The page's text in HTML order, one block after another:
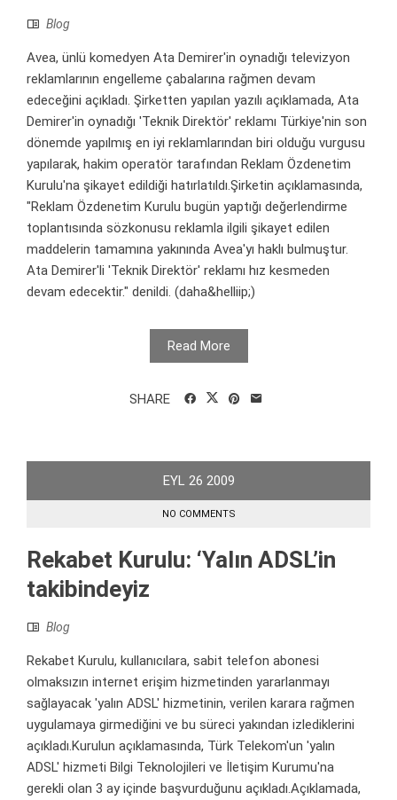
Blog
Avea, ünlü komedyen Ata Demirer'in oynadığı televizyon
reklamlarının engelleme çabalarına rağmen devam
edeceğini açıkladı. Şirketten yapılan yazılı açıklamada, Ata
Demirer'in oynadığı 'Teknik Direktör' reklamı Türkiye'nin son
dönemde yapılmış en iyi reklamlarından biri olduğu vurgusu
yapılarak, hakim operatör tarafından Reklam Özdenetim
Kurulu'na şikayet edildiği hatırlatıldı.Şirketin açıklamasında,
"Reklam Özdenetim Kurulu bugün yaptığı değerlendirme
toplantısında sözkonusu reklamla ilgili şikayet edilen
maddelerin tamamına yakınında Avea'yı haklı bulmuştur.
Ata Demirer'li 'Teknik Direktör' reklamı hız kesmeden
devam edecektir." denildi. (daha&helliip;)
Read More
SHARE
EYL 26 2009
NO COMMENTS
Rekabet Kurulu: ‘Yalın ADSL’in
takibindeyiz
Blog
Rekabet Kurulu, kullanıcılara, sabit telefon abonesi
olmaksızın internet erişim hizmetinden yararlanmayı
sağlayacak 'yalın ADSL' hizmetinin, verilen karara rağmen
uygulamaya girmediğini ve bu süreci yakından izlediklerini
açıkladı.Kurulun açıklamasında, Türk Telekom'un 'yalın
ADSL' hizmeti Bilgi Teknolojileri ve İletişim Kurumu'na
gerekli olan 3 ay içinde başvurduğunu açıkladı.Açıklamada,